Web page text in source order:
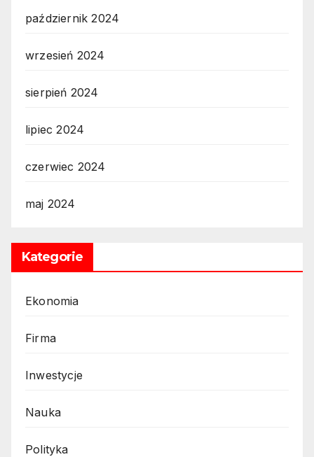
październik 2024
wrzesień 2024
sierpień 2024
lipiec 2024
czerwiec 2024
maj 2024
Kategorie
Ekonomia
Firma
Inwestycje
Nauka
Polityka